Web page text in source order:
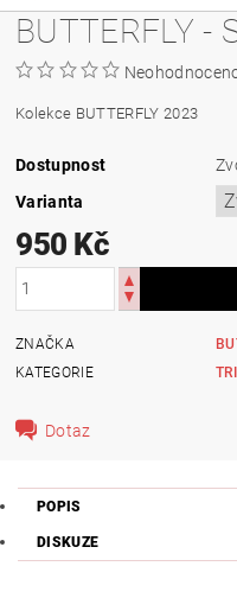
BUTTERFLY -
Kolekce BUTTERFLY 2023
Dostupnost
Varianta
950 Kč
ZNAČKA
KATEGORIE
Dotaz
POPIS
DISKUZE